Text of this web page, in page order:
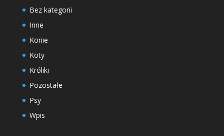
Bez kategorii
Inne
Konie
Koty
Króliki
Pozostałe
Psy
Wpis